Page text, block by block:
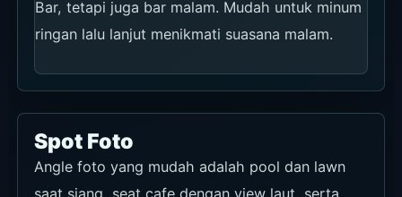
ringan lalu lanjut menikmati suasana malam.
Spot Foto
Angle foto yang mudah adalah pool dan lawn
saat siang, seat cafe dengan view laut, serta